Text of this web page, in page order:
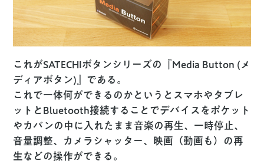
これがSATECHIボタンシリーズの『Media Button (メ
ディアボタン)』である。
これで一体何ができるのかというとスマホやタブレ
ットとBluetooth接続することでデバイスをポケット
やカバンの中に入れたまま音楽の再生、一時停止、
音量調整、カメラシャッター、映画（動画も）の再
生などの操作ができる。